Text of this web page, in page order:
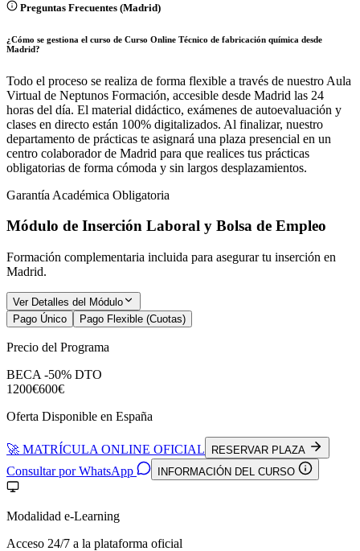
Preguntas Frecuentes (Madrid)
¿Cómo se gestiona el curso de Curso Online Técnico de fabricación química desde
Madrid?
Todo el proceso se realiza de forma flexible a través de nuestro Aula
Virtual de Neptunos Formación, accesible desde Madrid las 24
horas del día. El material didáctico, exámenes de autoevaluación y
clases en directo están 100% digitalizados. Al finalizar, nuestro
departamento de prácticas te asignará una plaza presencial en un
centro colaborador de Madrid para que realices tus prácticas
obligatorias de forma cómoda y sin largos desplazamientos.
Garantía Académica Obligatoria
Módulo de Inserción Laboral y Bolsa de Empleo
Formación complementaria incluida para asegurar tu inserción en
Madrid.
Ver Detalles del Módulo
Pago Único
Pago Flexible (Cuotas)
Precio del Programa
BECA -50% DTO
1200€600€
Oferta Disponible en España
🚀 MATRÍCULA ONLINE OFICIAL RESERVAR PLAZA
Consultar por WhatsApp INFORMACIÓN DEL CURSO
Modalidad e-Learning
Acceso 24/7 a la plataforma oficial